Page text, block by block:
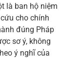
là ban hộ niệm
cho chính
đúng Pháp
sơ ý, không
ý nghĩ của